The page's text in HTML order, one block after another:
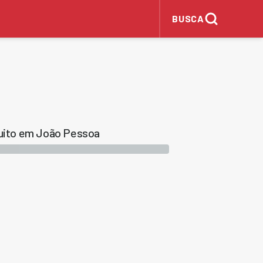
BUSCA
em João Pessoa